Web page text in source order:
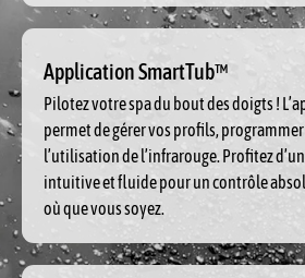
Application SmartTub™
Pilotez votre spa du bout des doigts !
permet de gérer vos profils,
l’utilisation de l’infrarouge. Profitez
intuitive et fluide pour un contrôle
où que vous soyez.